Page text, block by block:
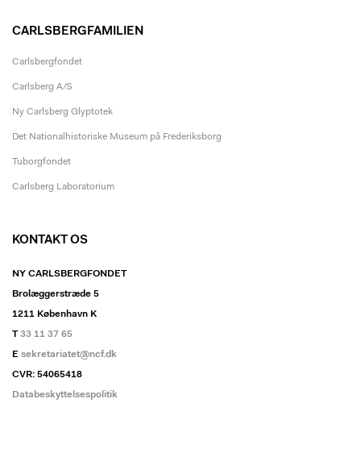
CARLSBERGFAMILIEN
Carlsbergfondet
Carlsberg A/S
Ny Carlsberg Glyptotek
Det Nationalhistoriske Museum på Frederiksborg
Tuborgfondet
Carlsberg Laboratorium
KONTAKT OS
NY CARLSBERGFONDET
Brolæggerstræde 5
1211 København K
T33 11 37 65
E sekretariatet@ncf.dk
CVR: 54065418
Databeskyttelsespolitik